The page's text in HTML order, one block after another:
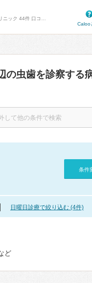
Caloo
の虫歯を診察する
条件
日曜日診療で絞り込む (4件)
ど